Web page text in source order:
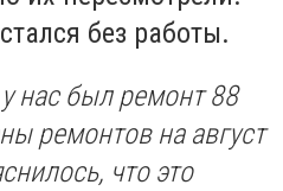
без работы.
нас был ремонт 88
ремонтов на август
что это